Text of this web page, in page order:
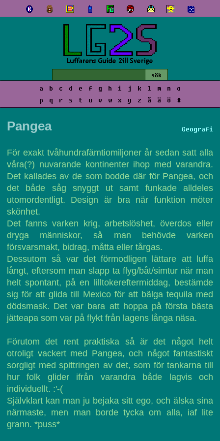
a b c d e f g h i j k l m n
o
p
q r s t u v w x y z å ä ö #
Geografi
Pangea
För exakt tvåhundrafämtiomiljoner år sedan satt alla
våra(?) nuvarande kontinenter ihop med varandra.
Det kallades av de som bodde där för Pangea, och
det både såg snyggt ut samt funkade alldeles
utomordentligt. Design är bra när funktion möter
skönhet.
Det fanns varken krig, arbetslöshet, överdos eller
dryga människor, så man behövde varken
försvarsmakt, bidrag, måtta eller tårgas.
Dessutom så var det förmodligen lättare att luffa
långt, eftersom man slapp ta flyg/båt/simtur när man
helt spontant, på en lilltokereftermiddag, bestämde
sig för att glida till Mexico för att bälga tequila med
dödsmask. Det var bara att hoppa på första bästa
jätteapa som var på flykt från lagens långa näsa.
Förutom det rent praktiska så är det något helt
otroligt vackert med Pangea, och något fantastiskt
sorgligt med spittringen av det, som för tankarna till
hur folk glider ifrån varandra både lagvis och
individuellt. :'-(
Självklart kan man ju bejaka sitt ego, och älska sina
närmaste, men man borde tycka om alla, iaf lite
grann. *puss*